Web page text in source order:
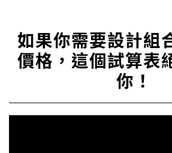
如果你需要設計組
價格，這個試算表
你！